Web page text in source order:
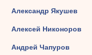
Александр Якушев
Алексей Никоноров
Андрей Чапуров